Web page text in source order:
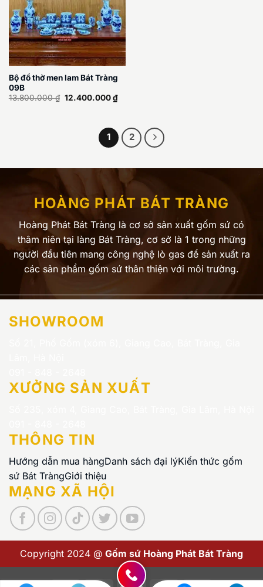
Bộ đồ thờ men lam Bát Tràng
09B
13.800.000₫ Giá
12.400.000₫Giá
hiện
12.400.000 ₫.
1 2
HOÀNG PHÁT BÁT TRÀNG
Hoàng Phát Bát Tràng là cơ sở sản xuất gốm sứ có
thâm niên tại làng Bát Tràng, cơ sở là 1 trong những
người đầu tiên mang công nghệ lò gas để sản xuất ra
các sản phẩm gốm sứ thân thiện với môi trường.
SHOWROOM
XƯỞNG SẢN XUẤT
THÔNG TIN
Hướng dẫn mua hàngDanh sách đại lýKiến thức gốm
sứ Bát TràngGiới thiệu
MẠNG XÃ HỘI
Copyright 2024 @ Gốm sứ Hoàng Phát Bát Tràng